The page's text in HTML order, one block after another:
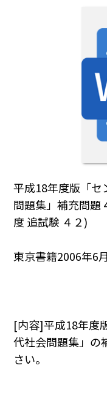
平成18年度版「
問題集」補充問
度 追試験 ４２)
東京書籍2006年6月
[内容]平成18年度
代社会問題集」の
さい。